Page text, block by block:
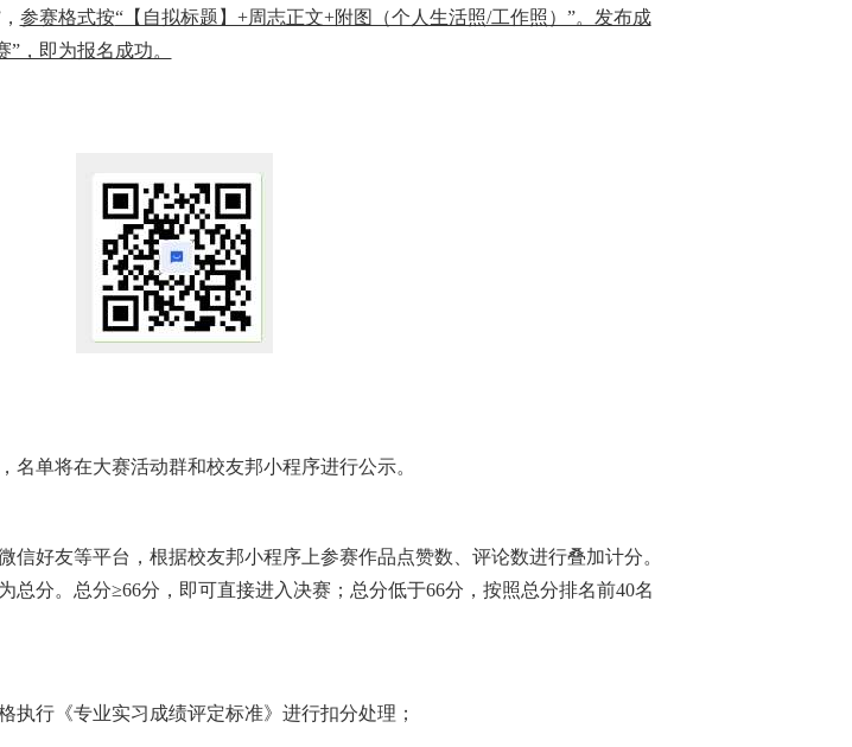
参赛格式按“【自拟标题】+周志正文+附图（个人生活照/工作照）”。发布成
，即为报名成功。
单将在大赛活动群和校友邦小程序进行公示。
好友等平台，根据校友邦小程序上参赛作品点赞数、评论数进行叠加计分。
总分。 总分≥66分，即可直接进入决赛 ；总分低于66分，按照总分排名前40名
行《专业实习成绩评定标准》进行扣分处理；